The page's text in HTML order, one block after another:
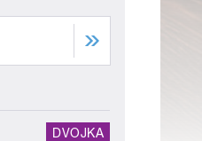
DVOJKA